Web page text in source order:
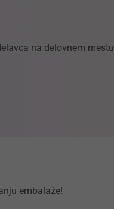
na delovnem
embalaže!